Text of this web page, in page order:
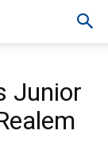
Junior